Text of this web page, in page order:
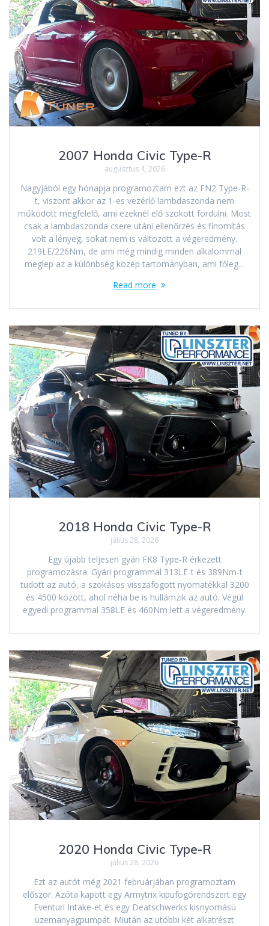
2007 Honda Civic Type-R
augusztus 4, 2026
Nagyjából egy hónapja programoztam ezt az FN2 Type-R-
t, viszont akkor az 1-es vezérlő lambdaszonda nem
működött megfelelő, ami ezeknél elő szokott fordulni. Most
csak a lambdaszonda csere utáni ellenőrzés és finomítás
volt a lényeg, sokat nem is változott a végeredmény.
219LE/226Nm, de ami még mindig minden alkalommal
meglep az a különbség közép tartományban, ami főleg…
Read more
2018 Honda Civic Type-R
július 28, 2026
Egy újabb teljesen gyári FK8 Type-R érkezett
programozásra. Gyári programmal 313LE-t és 389Nm-t
tudott az autó, a szokásos visszafogott nyomatékkal 3200
és 4500 között, ahol néha be is hullámzik az autó. Végül
egyedi programmal 358LE és 460Nm lett a végeredmény.
2020 Honda Civic Type-R
július 28, 2026
Ezt az autót még 2021 februárjában programoztam
először. Azóta kapott egy Armytrix kipufogórendszert egy
Eventuri Intake-et és egy Deatschwerks kisnyomású
üzemanyagpumpát. Miután az utóbbi két alkatrészt